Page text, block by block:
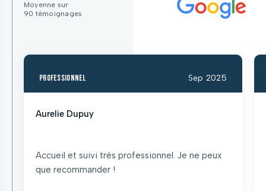
Moyenne sur
90 témoignages
professionnel Sep 2025
Aurelie Dupuy
Accueil et suivi très professionnel. Je ne peux
que recommander !